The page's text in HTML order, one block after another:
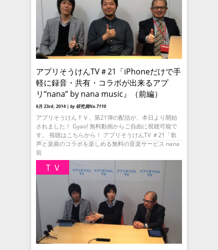
アプリそうけんTV＃21「iPhoneだけで手
軽に録音・共有・コラボが出来るアプ
リ“nana” by nana music』（前編）
6月 23rd, 2014 | by 研究員No.7110
アプリそうけんＴＶ、第21弾の配信が、本日より開始
されました！ Gyao! 無料動画からご自由に視聴可能で
す。 視聴はこちらから！ アプリそうけんTV ＃21「歌
声と楽曲のコラボを楽しめる無料の音楽サービス nana
前
ＴＶ